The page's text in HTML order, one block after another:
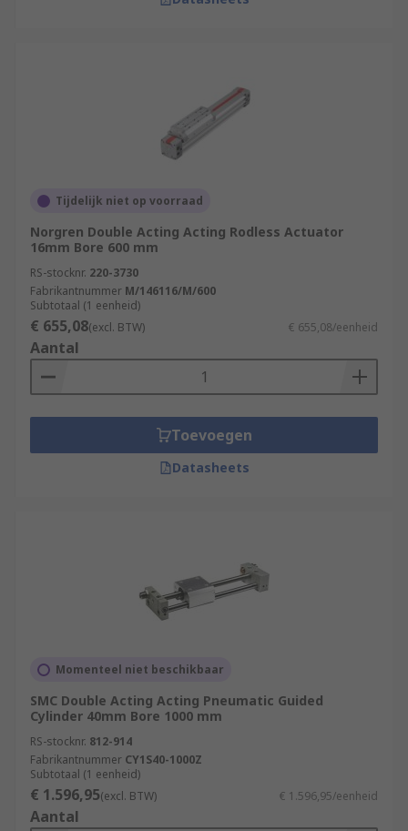
Tijdelijk niet op voorraad
Norgren Double Acting Acting Rodless Actuator
16mm Bore 600 mm
RS-stocknr. 220-3730
Fabrikantnummer M/146116/M/600
Subtotaal (1 eenheid)
€ 655,08(excl. BTW) € 655,08/eenheid
Aantal
Toevoegen
Datasheets
Momenteel niet beschikbaar
SMC Double Acting Acting Pneumatic Guided
Cylinder 40mm Bore 1000 mm
RS-stocknr. 812-914
Fabrikantnummer CY1S40-1000Z
Subtotaal (1 eenheid)
€ 1.596,95(excl. BTW) € 1.596,95/eenheid
Aantal